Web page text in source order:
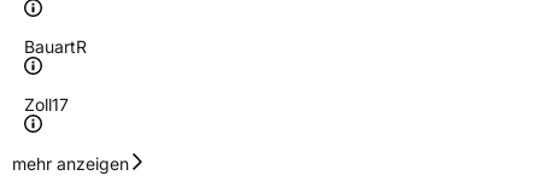
BauartR
Zoll17
Geschwindigkeitsindex
mehr anzeigen